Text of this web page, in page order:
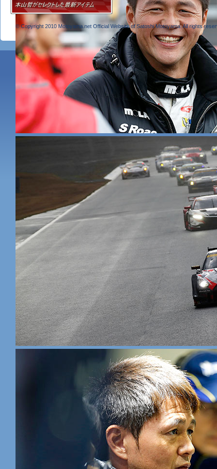
© Copyright 2010 Motoyama.net Official Website of Satoshi Motoyama. All rights